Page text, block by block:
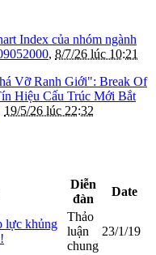
Index của nhóm ngành
, 8/7/26 lúc 10:21
Vỡ Ranh Giới": Break Of
Hiệu Cấu Trúc Mới Bắt
19/5/26 lúc 22:32
Diễn
đàn
Date
lực khủng
Thảo
luận
chung
23/1/19